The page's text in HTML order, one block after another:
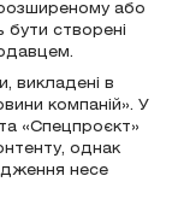
або
створені
викладені в
компаній». У
«Спецпроєкт»
однак
несе